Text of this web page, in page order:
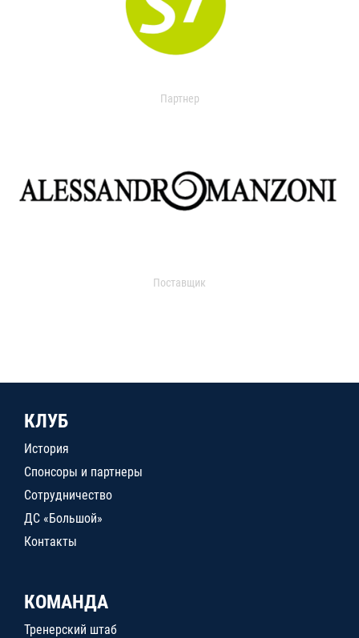
Партнер
Поставщик
КЛУБ
История
Спонсоры и партнеры
Сотрудничество
ДС «Большой»
Контакты
КОМАНДА
Тренерский штаб